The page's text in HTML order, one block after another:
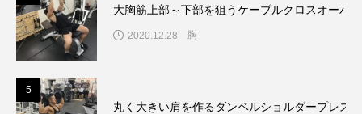
大胸筋上部～下部を狙うケーブルクロスオーバ
2020.12.28 胸
5
丸く大きい肩を作るダンベルショルダープレス